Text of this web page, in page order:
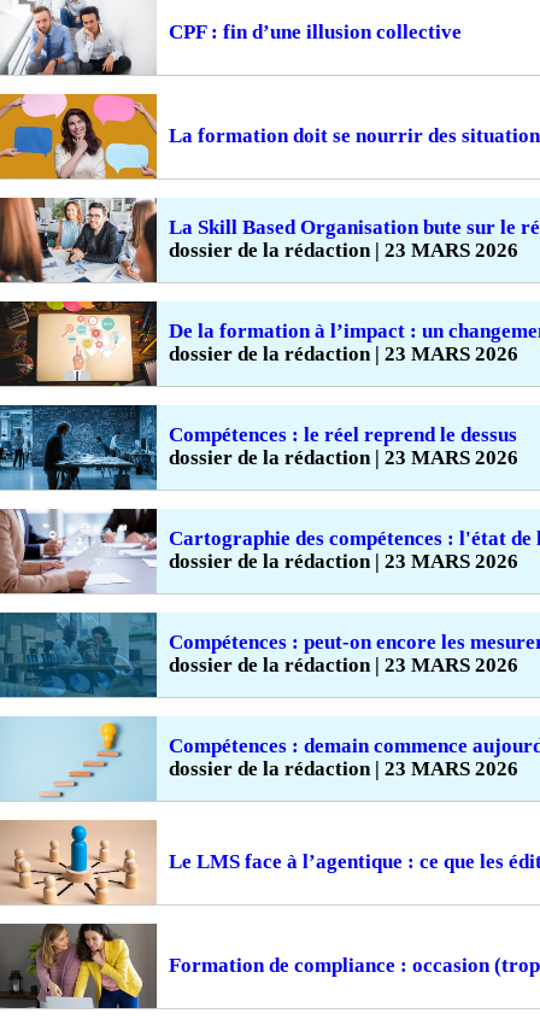
CPF : fin d’une illusion collective
La formation doit se nourrir des
La Skill Based Organisation bute sur le
dossier de la rédaction | 23 MARS 2026
De la formation à l’impact : un
dossier de la rédaction | 23 MARS 2026
Compétences : le réel reprend le dessus
dossier de la rédaction | 23 MARS 2026
Cartographie des compétences : l'état
dossier de la rédaction | 23 MARS 2026
Compétences : peut-on encore les
dossier de la rédaction | 23 MARS 2026
Compétences : demain commence
dossier de la rédaction | 23 MARS 2026
Le LMS face à l’agentique : ce que les
Formation de compliance : occasion